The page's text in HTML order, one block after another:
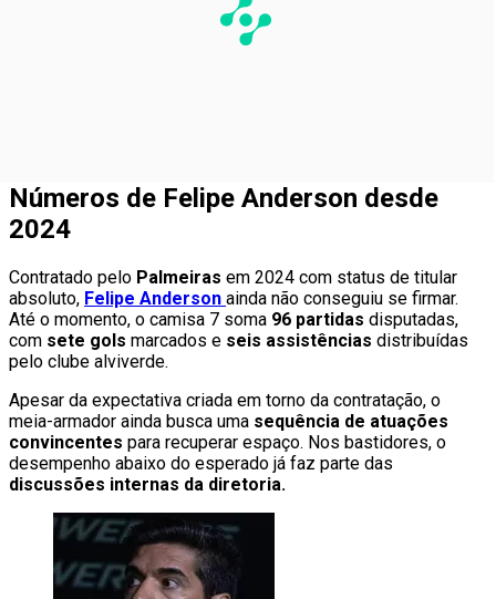
Números de Felipe Anderson desde
2024
Contratado pelo Palmeiras em 2024 com status de titular
absoluto, Felipe Anderson ainda não conseguiu se firmar.
Até o momento, o camisa 7 soma 96 partidas disputadas,
com sete gols marcados e seis assistências distribuídas
pelo clube alviverde.
Apesar da expectativa criada em torno da contratação, o
meia-armador ainda busca uma sequência de atuações
convincentes para recuperar espaço. Nos bastidores, o
desempenho abaixo do esperado já faz parte das
discussões internas da diretoria.